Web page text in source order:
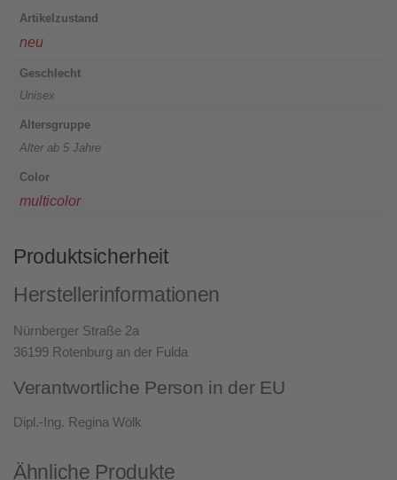
Artikelzustand
neu
Geschlecht
Unisex
Altersgruppe
Alter ab 5 Jahre
Color
multicolor
Produktsicherheit
Herstellerinformationen
Nürnberger Straße 2a
36199 Rotenburg an der Fulda
Verantwortliche Person in der EU
Dipl.-Ing. Regina Wölk
Ähnliche Produkte